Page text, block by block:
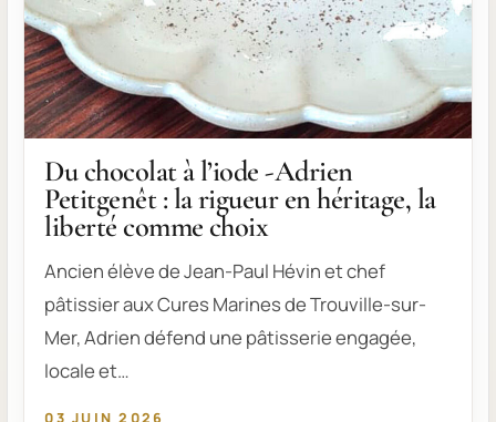
Du chocolat à l’iode -Adrien
Petitgenêt : la rigueur en héritage, la
liberté comme choix
Ancien élève de Jean-Paul Hévin et chef
pâtissier aux Cures Marines de Trouville-sur-
Mer, Adrien défend une pâtisserie engagée,
locale et…
03 JUIN 2026